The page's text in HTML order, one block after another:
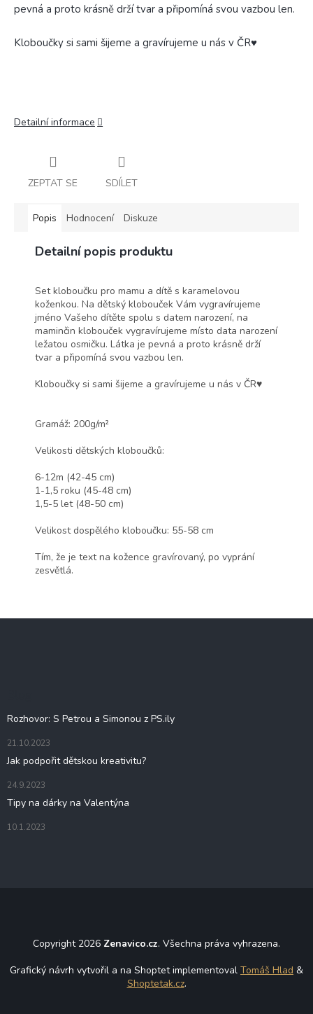
pevná a proto krásně drží tvar a připomíná svou vazbou len.
Kloboučky si sami šijeme a gravírujeme u nás v ČR♥
Detailní informace
ZEPTAT SE SDÍLET
Popis Hodnocení Diskuze
Detailní popis produktu
Set kloboučku pro mamu a dítě s karamelovou
koženkou. Na dětský klobouček Vám vygravírujeme
jméno Vašeho dítěte spolu s datem narození, na
maminčin klobouček vygravírujeme místo data narození
ležatou osmičku. Látka je pevná a proto krásně drží
tvar a připomíná svou vazbou len.
Kloboučky si sami šijeme a gravírujeme u nás v ČR♥
Gramáž: 200g/m²
Velikosti dětských kloboučků:
6-12m (42-45 cm)
1-1,5 roku (45-48 cm)
1,5-5 let (48-50 cm)
Velikost dospělého kloboučku: 55-58 cm
Tím, že je text na kožence gravírovaný, po vyprání
zesvětlá.
Rozhovor: S Petrou a Simonou z PS.ily
21.10.2023
Jak podpořit dětskou kreativitu?
24.9.2023
Tipy na dárky na Valentýna
10.1.2023
Copyright 2026 Zenavico.cz. Všechna práva vyhrazena.
Grafický návrh vytvořil a na Shoptet implementoval Tomáš Hlad &
Shoptetak.cz.